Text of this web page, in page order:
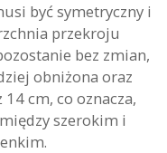
być symetryczny i
przekroju
bez zmian,
obniżona oraz
14 cm, co oznacza,
szerokim i